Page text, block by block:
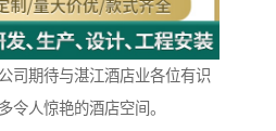
司期待与湛江酒店业各位有识
令人惊艳的酒店空间。